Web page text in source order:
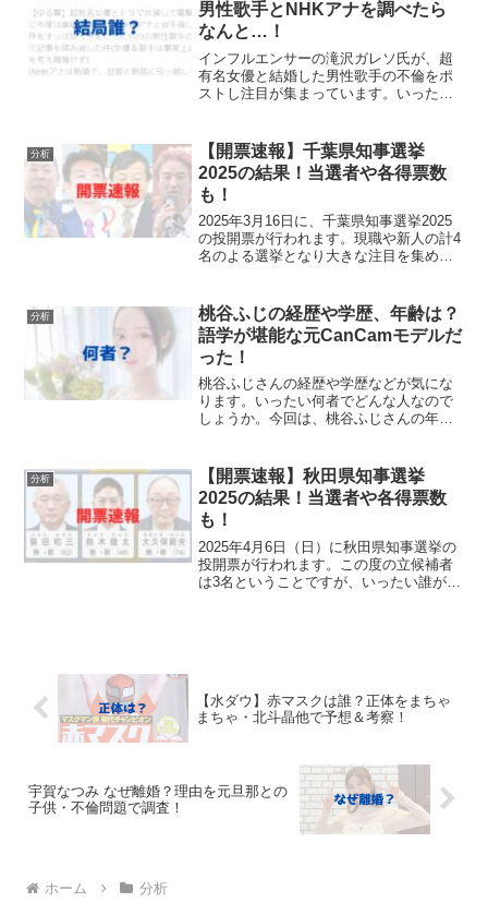
男性歌手とNHKアナを調べたら
なんと…！
インフルエンサーの滝沢ガレソ氏が、超
有名女優と結婚した男性歌手の不倫をポ
ストし注目が集まっています。いったい
か。今回は、滝沢ガレソ氏が投稿した超
有名女優と結婚した男性歌...
分析
【開票速報】千葉県知事選挙
2025の結果！当選者や各得票数
も！
2025年3月16日に、千葉県知事選挙2025
の投開票が行われます。現職や新人の計4
名のよる選挙となり大きな注目を集めて
葉県知事選挙2025の当選者や各候補者の
得票数な...
分析
桃谷ふじの経歴や学歴、年齢は？
語学が堪能な元CanCamモデルだ
った！
桃谷ふじさんの経歴や学歴などが気にな
ります。いったい何者でどんな人なので
しょうか。今回は、桃谷ふじさんの年齢
桃谷ふじが超かわいい＆美人！スタイル
も抜群！（顔画像）こちら...
分析
【開票速報】秋田県知事選挙
2025の結果！当選者や各得票数
も！
2025年4月6日（日）に秋田県知事選挙の
投開票が行われます。この度の立候補者
は3名ということですが、いったい誰が当
【水ダウ】赤マスクは誰？正体をまちゃ
まちゃ・北斗晶他で予想＆考察！
宇賀なつみ なぜ離婚？理由を元旦那との
子供・不倫問題で調査！
ホーム 分析